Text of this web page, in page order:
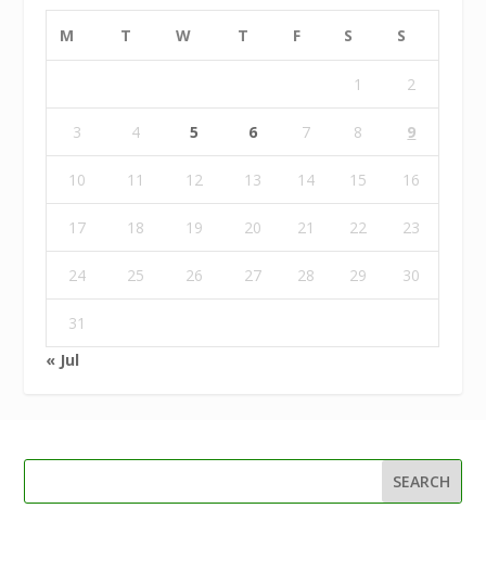
M T W T F S S
1 2
3 4 5 6 7 8 9
10 11 12 13 14 15 16
17 18 19 20 21 22 23
24 25 26 27 28 29 30
31
« Jul